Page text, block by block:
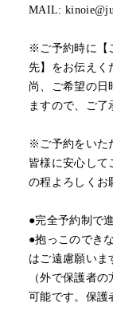
MAIL:
※ご予約時に【
先】をお伝えく
尚、ご希望の日
ますので、ご了
※ご予約をいた
皆様に安心して
の程よろしくお
●完全予約制で
●抱っこのでき
はご遠慮願いま
（外で保護者
可能です。保護